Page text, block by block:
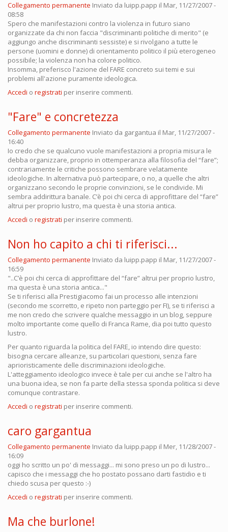
Collegamento permanente Inviato da luipp.papp il Mar, 11/27/2007 -
08:58
Spero che manifestazioni contro la violenza in futuro siano
organizzate da chi non faccia "discriminanti politiche di merito" (e
aggiungo anche discriminanti sessiste) e si rivolgano a tutte le
persone (uomini e donne) di orientamento politico il più eterogeneo
possibile; la violenza non ha colore politico.
Insomma, preferisco l'azione del FARE concreto sui temi e sui
problemi all'azione puramente ideologica.
Accedi o registrati per inserire commenti.
"Fare" e concretezza
Collegamento permanente Inviato da gargantua il Mar, 11/27/2007 -
16:40
Io credo che se qualcuno vuole manifestazioni a propria misura le
debba organizzare, proprio in ottemperanza alla filosofia del “fare”;
contrariamente le critiche possono sembrare velatamente
ideologiche. In alternativa può partecipare, o no, a quelle che altri
organizzano secondo le proprie convinzioni, se le condivide. Mi
sembra addirittura banale. C’è poi chi cerca di approfittare del “fare”
altrui per proprio lustro, ma questa è una storia antica.
Accedi o registrati per inserire commenti.
Non ho capito a chi ti riferisci...
Collegamento permanente Inviato da luipp.papp il Mar, 11/27/2007 -
16:59
"..C’è poi chi cerca di approfittare del “fare” altrui per proprio lustro,
ma questa è una storia antica..."
Se ti riferisci alla Prestigiacomo fai un processo alle intenzioni
(secondo me scorretto, e ripeto non parteggio per FI), se ti riferisci a
me non credo che scrivere qualche messaggio in un blog, seppure
molto importante come quello di Franca Rame, dia poi tutto questo
lustro.
Per quanto riguarda la politica del FARE, io intendo dire questo:
bisogna cercare alleanze, su particolari questioni, senza fare
aprioristicamente delle discriminazioni ideologiche.
L'atteggiamento ideologico invece è tale per cui anche se l'altro ha
una buona idea, se non fa parte della stessa sponda politica si deve
comunque contrastare.
Accedi o registrati per inserire commenti.
caro gargantua
Collegamento permanente Inviato da luipp.papp il Mer, 11/28/2007 -
16:09
oggi ho scritto un po' di messaggi... mi sono preso un po di lustro...
capisco che i messaggi che ho postato possano darti fastidio e ti
chiedo scusa per questo :-)
Accedi o registrati per inserire commenti.
Ma che burlone!